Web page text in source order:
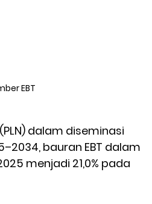
EBT
dalam diseminasi
bauran EBT dalam
menjadi 21,0% pada